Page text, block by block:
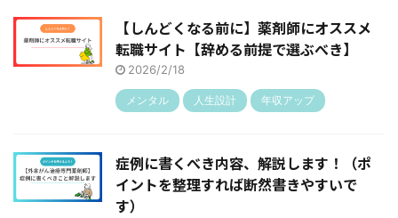
【しんどくなる前に】薬剤師にオススメ
転職サイト【辞める前提で選ぶべき】
2026/2/18
メンタル 人生設計 年収アップ
症例に書くべき内容、解説します！（ポ
イントを整理すれば断然書きやすいで
す）